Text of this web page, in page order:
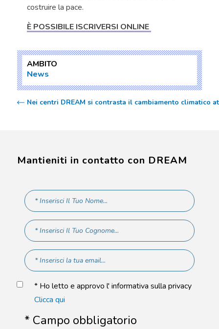
costruire la pace.
È POSSIBILE ISCRIVERSI ONLINE
AMBITO
News
Nei centri DREAM si contrasta il cambiamento climatico
Mantieniti in contatto con DREAM
* Ho letto e approvo l' informativa sulla privacy
Clicca qui
* Campo obbligatorio